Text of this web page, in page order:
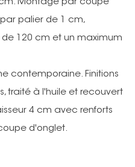
Montage par coupe
palier de 1 cm,
120 cm et un maximum
contemporaine. Finitions
traité à l'huile et recouvert
4 cm avec renforts
d'onglet.